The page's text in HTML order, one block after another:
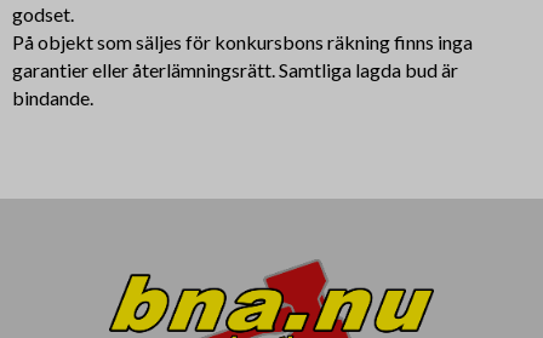
godset.
På objekt som säljes för konkursbons räkning finns inga
garantier eller återlämningsrätt. Samtliga lagda bud är
bindande.